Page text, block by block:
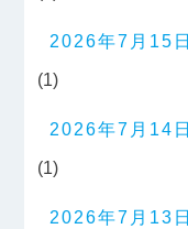
2026年7月15日
(1)
2026年7月14日
(1)
2026年7月13日